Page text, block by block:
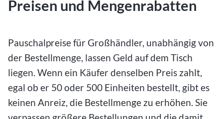
Preisen und Mengenrabatten
Pauschalpreise für Großhändler, unabhängig von
der Bestellmenge, lassen Geld auf dem Tisch
liegen. Wenn ein Käufer denselben Preis zahlt,
egal ob er 50 oder 500 Einheiten bestellt, gibt es
keinen Anreiz, die Bestellmenge zu erhöhen. Sie